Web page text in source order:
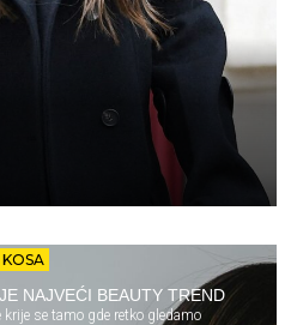
KOSA
NAJVEĆI BEAUTY TREND
se tamo gde retko gledamo